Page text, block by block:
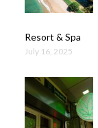
Resort & Spa
July 16, 2025